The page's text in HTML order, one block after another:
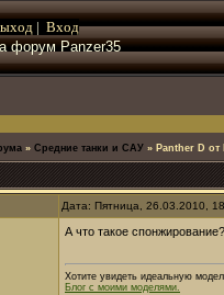
| Вход
форум Panzer35
» Средние танки и САУ » Panther D от
Дата: Пятница, 26.03.2010,
А что такое
Хотите увидеть идеальную
Блог с моими моделями.